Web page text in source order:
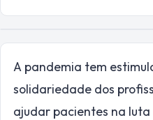
A pandemia tem
solidariedade dos
ajudar pacientes na